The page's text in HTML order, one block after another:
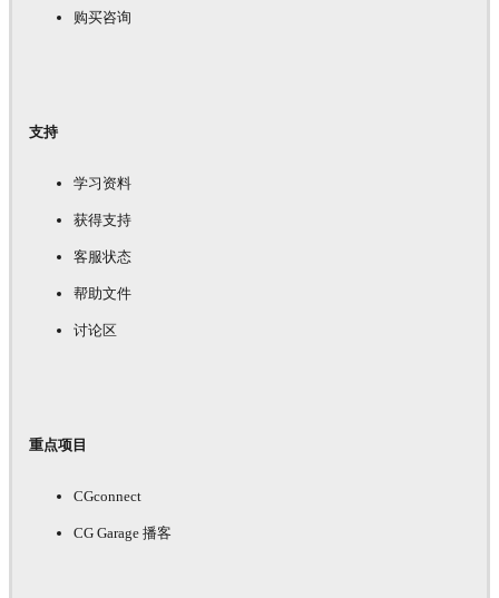
购买咨询
支持
学习资料
获得支持
客服状态
帮助文件
讨论区
重点项目
CGconnect
CG Garage 播客